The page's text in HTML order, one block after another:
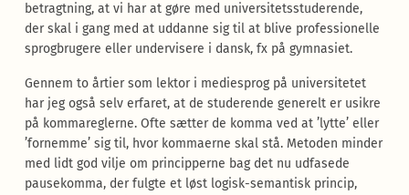
betragtning, at vi har at gøre med universitetsstuderende,
der skal i gang med at uddanne sig til at blive professionelle
sprogbrugere eller undervisere i dansk, fx på gymnasiet.
Gennem to årtier som lektor i mediesprog på universitetet
har jeg også selv erfaret, at de studerende generelt er usikre
på kommareglerne. Ofte sætter de komma ved at ’lytte’ eller
’fornemme’ sig til, hvor kommaerne skal stå. Metoden minder
med lidt god vilje om principperne bag det nu udfasede
pausekomma, der fulgte et løst logisk-semantisk princip,